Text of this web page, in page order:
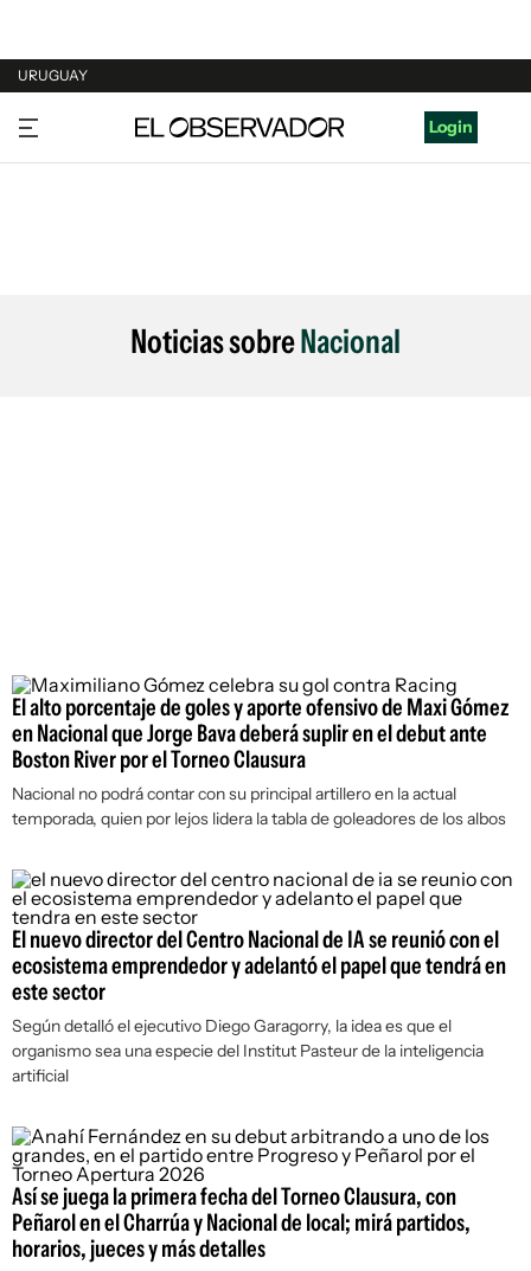
URUGUAY
URUGUAY
ARGENTINA
Login
Noticias sobreNacional
El alto porcentaje de goles y aporte ofensivo de Maxi Gómez
en Nacional que Jorge Bava deberá suplir en el debut ante
Boston River por el Torneo Clausura
Nacional no podrá contar con su principal artillero en la actual
temporada, quien por lejos lidera la tabla de goleadores de los albos
El nuevo director del Centro Nacional de IA se reunió con el
ecosistema emprendedor y adelantó el papel que tendrá en
este sector
Según detalló el ejecutivo Diego Garagorry, la idea es que el
organismo sea una especie del Institut Pasteur de la inteligencia
artificial
Así se juega la primera fecha del Torneo Clausura, con
Peñarol en el Charrúa y Nacional de local; mirá partidos,
horarios, jueces y más detalles